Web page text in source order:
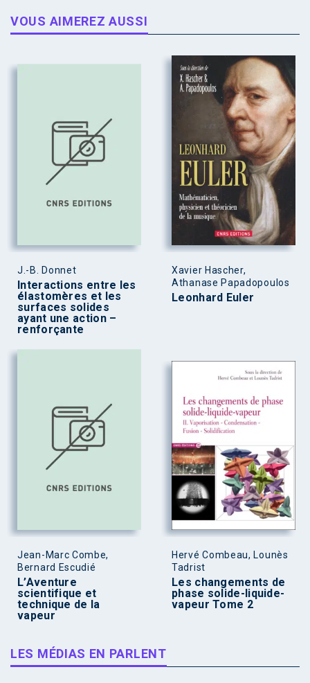
VOUS AIMEREZ AUSSI
J.-B. Donnet
Interactions entre les
élastomères et les
surfaces solides
ayant une action –
renforçante
Xavier Hascher,
Athanase Papadopoulos
Leonhard Euler
Jean-Marc Combe,
Bernard Escudié
L’Aventure
scientifique et
technique de la
vapeur
Hervé Combeau, Lounès
Tadrist
Les changements de
phase solide-liquide-
vapeur Tome 2
LES MÉDIAS EN PARLENT